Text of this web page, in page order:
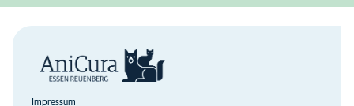
Impressum